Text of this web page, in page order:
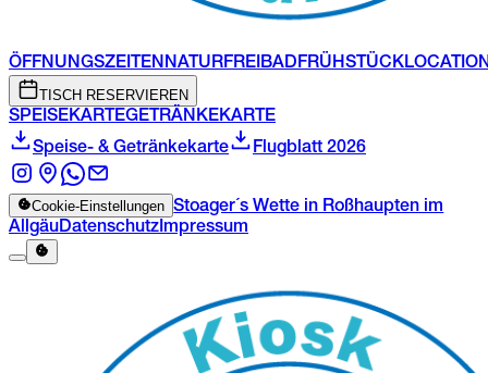
ÖFFNUNGSZEITENNATURFREIBADFRÜHSTÜCK
TISCH RESERVIEREN
SPEISEKARTEGETRÄNKEKARTE
Speise- & Getränkekarte
Flugblatt 2026
Cookie-Einstellungen Stoager´s Wette in Roßhaupten im
AllgäuDatenschutzImpressum